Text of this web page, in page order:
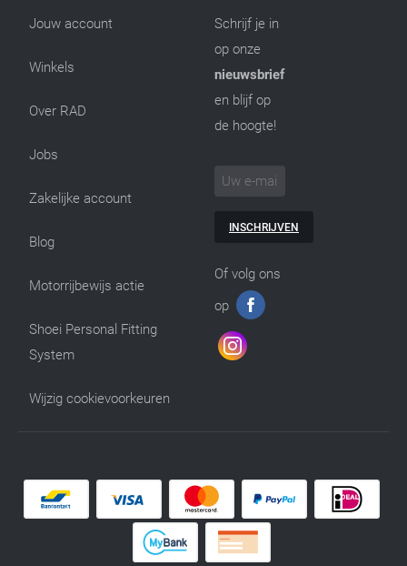
Jouw account
Winkels
Over RAD
Jobs
Zakelijke account
Blog
Motorrijbewijs actie
Shoei Personal Fitting
System
Wijzig cookievoorkeuren
Schrijf je in
op onze
nieuwsbrief
en blijf op
de hoogte!
INSCHRIJVEN
Of volg ons
op